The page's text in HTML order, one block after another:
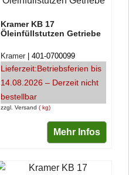
Kramer KB 17
Öleinfüllstutzen Getriebe
zzgl. Versand kg
Kramer 401-0700099
Lieferzeit:Betriebsferien bis
14.08.2026 – Derzeit nicht
bestellbar
Mehr Infos